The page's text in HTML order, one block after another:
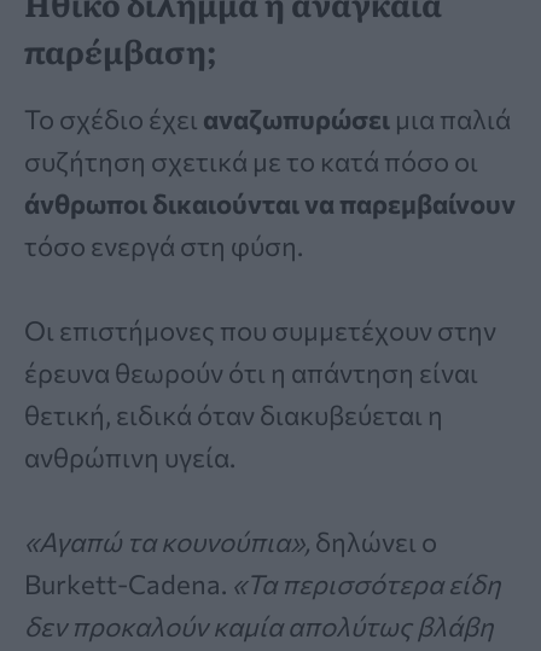
παρέμβαση;
Το σχέδιο έχει αναζωπυρώσει μια παλιά
συζήτηση σχετικά με το κατά πόσο οι
άνθρωποι δικαιούνται να παρεμβαίνουν
τόσο ενεργά στη φύση.
Οι επιστήμονες που συμμετέχουν στην
έρευνα θεωρούν ότι η απάντηση είναι
θετική, ειδικά όταν διακυβεύεται η
ανθρώπινη υγεία.
«Αγαπώ τα κουνούπια», δηλώνει ο
Burkett-Cadena. «Τα περισσότερα είδη
δεν προκαλούν καμία απολύτως βλάβη